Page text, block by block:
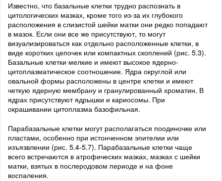
Известно, что базальные клетки трудно распознать в
цитологических мазках, кроме того из-за их глубокого
расположения в слизистой шейки матки они редко попадают
в мазок. Если они все же присутствуют, то могут
визуализироваться как отдельно расположенные клетки, в
виде коротких цепочек или компактных скоплений (рис. 5.3).
Базальные клетки мелкие и имеют высокое ядерно-
цитоплазматическое соотношение. Ядра округлой или
овальной формы расположены в центре клетки и имеют
четкую ядерную мембрану и гранулированный хроматин. В
ядрах присутствуют ядрышки и кариосомы. При
окрашивании цитоплазма базофильная.
Парабазальные клетки могут располагаться поодиночке или
пластами, особенно при истонченном эпителии или
изъязвлении (рис. 5.4-5.7). Парабазальные клетки чаще
всего встречаются в атрофических мазках, мазках с шейки
матки, взятых в послеродовом периоде и на фоне
воспаления.